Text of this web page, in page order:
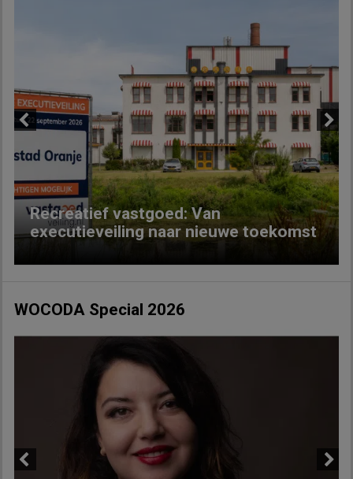
Recreatief vastgoed: Van
executieveiling naar nieuwe toekomst
Next
WOCODA Special 2026